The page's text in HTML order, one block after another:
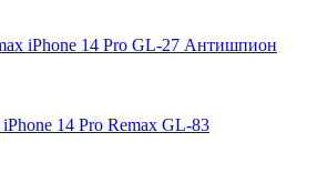
iPhone 14 Pro GL-27 Антишпион
14 Pro Remax GL-83